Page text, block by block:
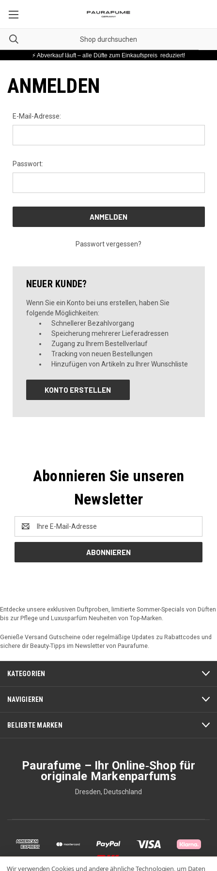
⚡ Abverkauf läuft – alle Düfte zum Einkaufspreis reduziert!
ANMELDEN
E-Mail-Adresse:
Passwort:
Passwort vergessen?
NEUER KUNDE?
Wenn Sie ein Konto bei uns erstellen, haben Sie
folgende Möglichkeiten:
Schnellerer Bezahlvorgang
Speicherung mehrerer Lieferadressen
Zugang zu Ihrem Bestellverlauf
Tracking von neuen Bestellungen
Hinzufügen von Artikeln zu Ihrer Wunschliste
KONTO ERSTELLEN
Abonnieren Sie unseren
Newsletter
Mail-
Adresse
Entdecke unsere exklusiven Duftproben, limitierte Sommer-Specials von Düften
bis zur Pflege und Luxusparfüm Neuheiten von Top-Marken.
Genieße Versand Gutscheine oder regelmäßige Updates zu Rabattcodes und
sichere dir Beauty-Tipps im Newsletter von Paurafume.
KATEGORIEN
NAVIGIEREN
BELIEBTE MARKEN
Paurafume – Ihr Online‑Shop für
originale Markenparfums
Dresden, Deutschland
Wir verwenden Cookies und andere ähnliche Technologien, um Daten